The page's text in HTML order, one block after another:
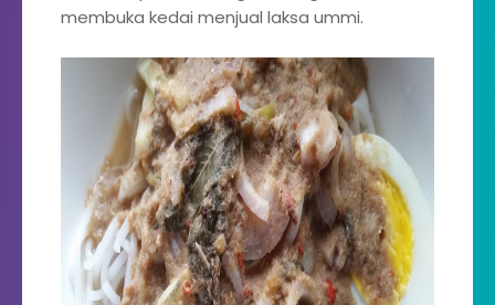
membuka kedai menjual laksa ummi.